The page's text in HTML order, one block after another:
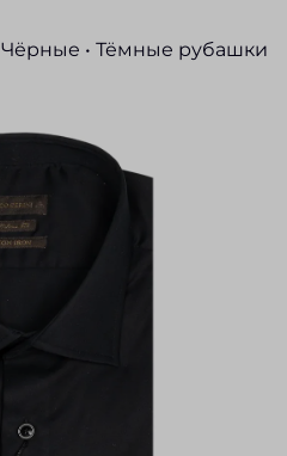
Чёрные • Тёмные рубашки